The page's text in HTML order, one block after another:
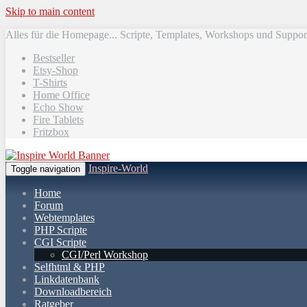
Skip to main content
Alles für die Homepage... Scripte, Templates, Workshops und
Bestseller
Etsy-Shop
T-Shirts
Home Office
Echo Show
Fire Tablets
Fritzbox
Toggle navigation Inspire-World
Home
Forum
Webtemplates
PHP Scripte
CGI Scripte
CGI/Perl Workshop
Selfhtml & PHP
Linkdatenbank
Downloadbereich
Ratgeber